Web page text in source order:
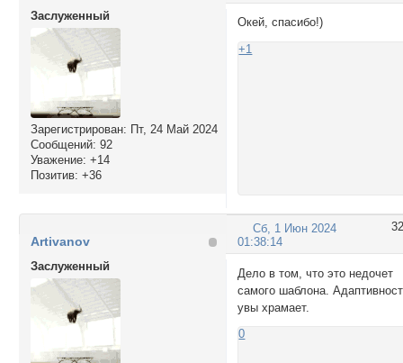
Заслуженный
Зарегистрирован: Пт, 24 Май 2024
Сообщений: 92
Уважение: +14
Позитив: +36
Окей, спасибо!)
+1
32
Сб, 1 Июн 2024
01:38:14
Artivanov
Заслуженный
Дело в том, что это недочет
самого шаблона.
увы храмает.
0